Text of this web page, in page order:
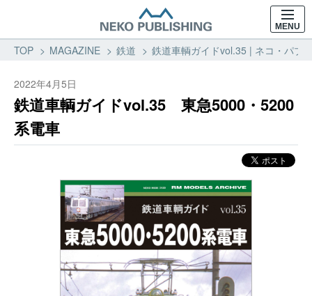
MENU
TOP MAGAZINE 鉄道 鉄道車輌ガイドvol.35 | ネコ・パブ
2022年4月5日
鉄道車輌ガイドvol.35 東急5000・5200
系電車